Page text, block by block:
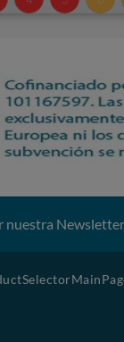
nuestra